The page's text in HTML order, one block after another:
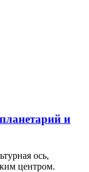
и
ось,
центром.